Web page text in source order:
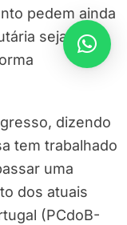
pedem ainda
seja
dizendo
tem trabalhado
uma
dos atuais
(PCdoB-